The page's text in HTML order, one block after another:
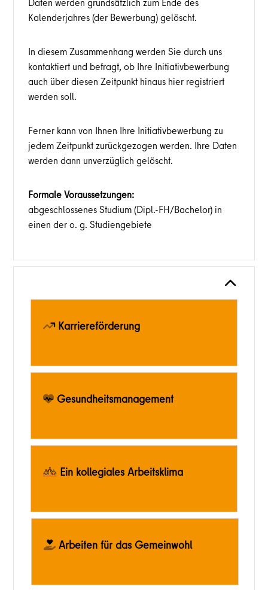
Kalenderjahres (der Bewerbung) gelöscht.
In diesem Zusammenhang werden Sie durch uns
kontaktiert und befragt, ob Ihre Initiativbewerbung
auch über diesen Zeitpunkt hinaus hier registriert
werden soll.
Ferner kann von Ihnen Ihre Initiativbewerbung zu
jedem Zeitpunkt zurückgezogen werden. Ihre Daten
werden dann unverzüglich gelöscht.
Formale Voraussetzungen:
abgeschlossenes Studium (Dipl.-FH/Bachelor) in
einen der o. g. Studiengebiete
Karriereförderung
Gesundheitsmanagement
Ein kollegiales Arbeitsklima
Arbeiten für das Gemeinwohl